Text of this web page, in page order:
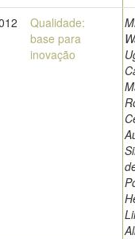
Qualidade:
base para
inovação